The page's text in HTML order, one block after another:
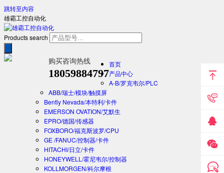
跳转至内容
雄霸工控自动化
Products search
购买咨询热线
18059884797
首页
产品中心
A-B/罗克韦尔/PLC
ABB/瑞士/模块/触摸屏
Bently Nevada/本特利/卡件
EMERSON OVATION/艾默生
EPRO/德国/传感器
FOXBORO/福克斯波罗/CPU
GE /FANUC/控制器/卡件
HITACHI/日立/卡件
HONEYWELL/霍尼韦尔/控制器
KOLLMORGEN/科尔摩根